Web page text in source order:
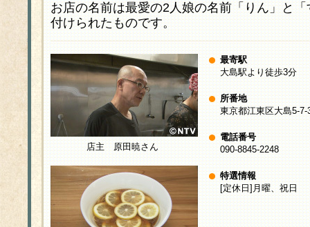
お店の名前は最愛の2人娘の名前「りん」と
付けられたものです。
店主 原田暁さん
最寄駅
大島駅より徒歩3分
所番地
東京都江東区大島5-
電話番号
090-8845-2248
特選情報
[定休日]月曜、祝日